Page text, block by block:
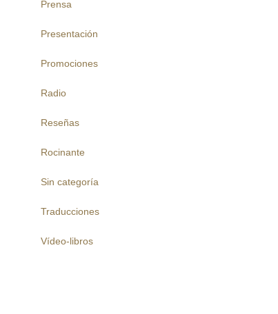
Prensa
Presentación
Promociones
Radio
Reseñas
Rocinante
Sin categoría
Traducciones
Vídeo-libros